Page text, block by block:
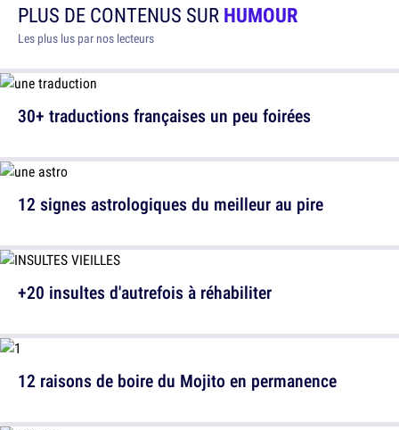
PLUS DE CONTENUS SURHUMOUR
Les plus lus par nos lecteurs
30+ traductions françaises un peu foirées
+20 insultes d'autrefois à réhabiliter
12 signes astrologiques du meilleur au pire
12 raisons de boire du Mojito en permanence